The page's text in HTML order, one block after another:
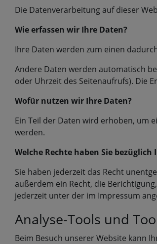
Die Datenverarbeitung auf dieser
Wie erfassen wir Ihre Daten?
Ihre Daten werden zum einen
Andere Daten werden automatisch
oder Uhrzeit des Seitenaufrufs). Die
Wofür nutzen wir Ihre Daten?
Ein Teil der Daten wird erhoben, um
werden.
Welche Rechte haben Sie bezüglich
Sie haben jederzeit das Recht
außerdem ein Recht, die
jederzeit unter der im Impressum
Analyse-Tools und
Beim Besuch unserer Website kann